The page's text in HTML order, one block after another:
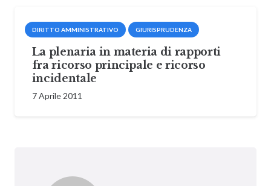
DIRITTO AMMINISTRATIVO GIURISPRUDENZA
La plenaria in materia di rapporti
fra ricorso principale e ricorso
incidentale
7 Aprile 2011